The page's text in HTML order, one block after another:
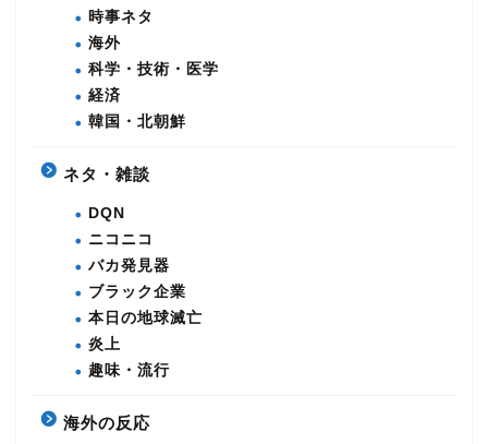
時事ネタ
海外
科学・技術・医学
経済
韓国・北朝鮮
ネタ・雑談
DQN
ニコニコ
バカ発見器
ブラック企業
本日の地球滅亡
炎上
趣味・流行
海外の反応